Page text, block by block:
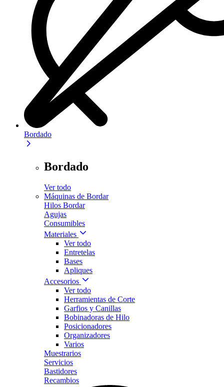
Bordado
Bordado
Ver todo
Máquinas de Bordar
Hilos Bordar
Agujas
Consumibles
Materiales
Ver todo
Entretelas
Bases
Apliques
Accesorios
Ver todo
Herramientas de Corte
Garfios y Canillas
Bobinadoras de Hilo
Posicionadores
Organizadores
Varios
Muestrarios
Servicios
Bastidores
Recambios